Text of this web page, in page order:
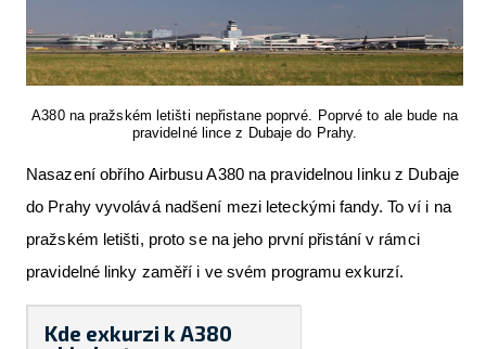
A380 na pražském letišti nepřistane poprvé. Poprvé to ale bude na
pravidelné lince z Dubaje do Prahy.
Nasazení obřího Airbusu A380 na pravidelnou linku z Dubaje
do Prahy vyvolává nadšení mezi leteckými fandy. To ví i na
pražském letišti, proto se na jeho první přistání v rámci
pravidelné linky zaměří i ve svém programu exkurzí.
Kde exkurzi k A380
Nabídky práce v letectví
Inzerujte s námi
E-SHOP